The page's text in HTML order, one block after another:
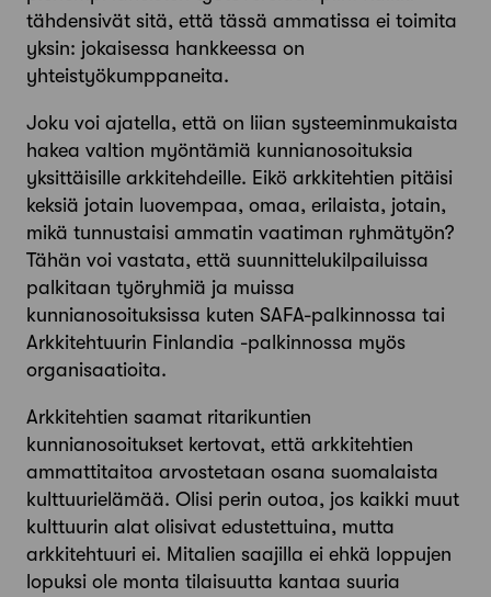
tähdensivät sitä, että tässä ammatissa ei toimita
yksin: jokaisessa hankkeessa on
yhteistyökumppaneita.
Joku voi ajatella, että on liian systeeminmukaista
hakea valtion myöntämiä kunnianosoituksia
yksittäisille arkkitehdeille. Eikö arkkitehtien pitäisi
keksiä jotain luovempaa, omaa, erilaista, jotain,
mikä tunnustaisi ammatin vaatiman ryhmätyön?
Tähän voi vastata, että suunnittelukilpailuissa
palkitaan työryhmiä ja muissa
kunnianosoituksissa kuten SAFA-palkinnossa tai
Arkkitehtuurin Finlandia -palkinnossa myös
organisaatioita.
Arkkitehtien saamat ritarikuntien
kunnianosoitukset kertovat, että arkkitehtien
ammattitaitoa arvostetaan osana suomalaista
kulttuurielämää. Olisi perin outoa, jos kaikki muut
kulttuurin alat olisivat edustettuina, mutta
arkkitehtuuri ei. Mitalien saajilla ei ehkä loppujen
lopuksi ole monta tilaisuutta kantaa suuria